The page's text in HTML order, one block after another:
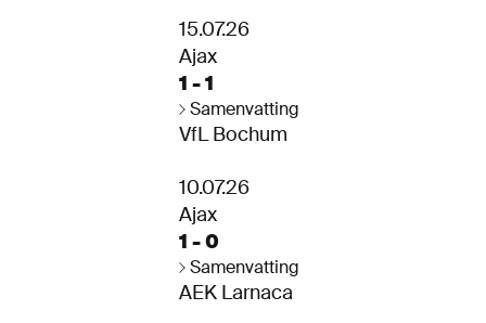
15.07.26
Ajax
1 - 1
VfL Bochum
Samenvatting
10.07.26
Ajax
1 - 0
AEK Larnaca
Samenvatting